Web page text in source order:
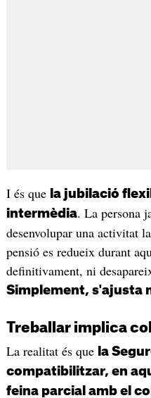
I és que la jubilació
intermèdia. La persona
desenvolupar una activitat
pensió es redueix durant
definitivament, ni
Simplement, s'ajusta
Treballar implica
La realitat és que la
compatibilitzar, en
feina parcial amb el